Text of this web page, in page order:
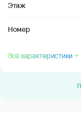
Этаж
Номер
Все характеристики